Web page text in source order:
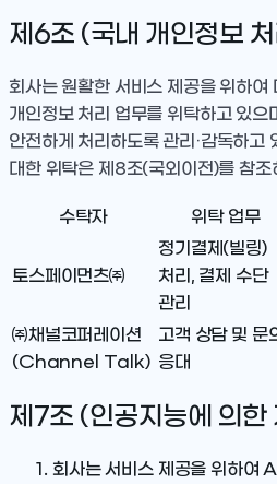
제6조 (국내 개인정보
회사는 원활한 서비스 제공을 위하여
개인정보 처리 업무를 위탁하고 있으
안전하게 처리하도록 관리·감독하고
대한 위탁은 제8조(국외이전)를 참조
수탁자 위탁 업무
토스페이먼츠㈜
정기결제(빌링)
처리, 결제 수단
관리
㈜채널코퍼레이션
(Channel Talk)
고객 상담 및 문
응대
제7조 (인공지능에 의한
회사는 서비스 제공을 위하여